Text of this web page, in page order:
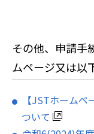
その他、申請手
ムページ又は以
【JSTホーム
ついて